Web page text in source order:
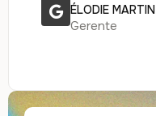
ÉLODIE MARTIN
Gerente